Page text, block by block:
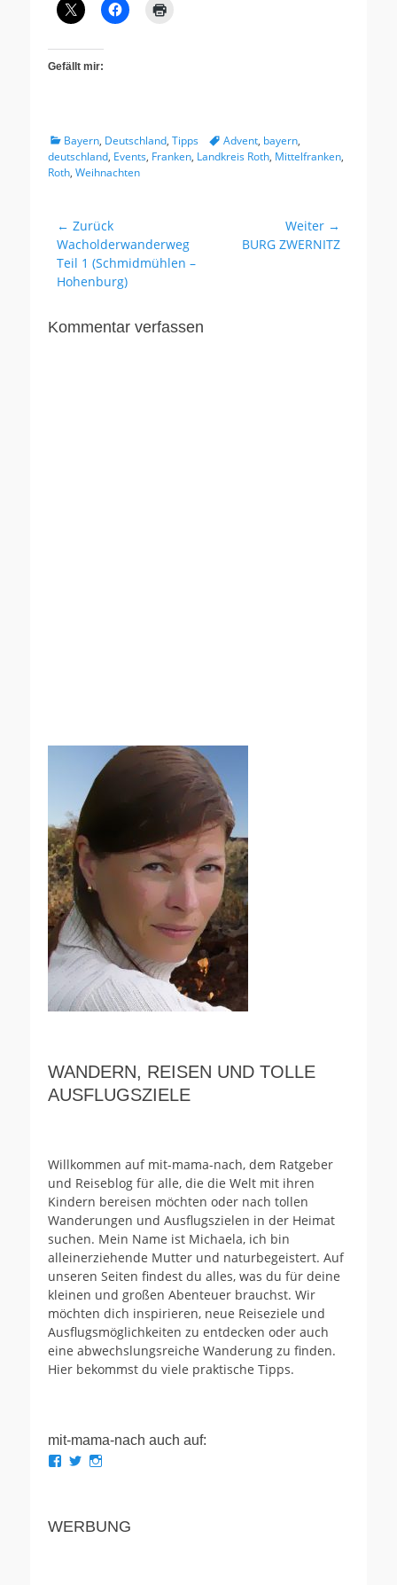
Gefällt mir:
Kategorien
Bayern, Deutschland, Tipps TagsAdvent, bayern,
deutschland, Events, Franken, Landkreis Roth, Mittelfranken,
Roth, Weihnachten
Beitragsnavigation
← Zurück
Vorhergehender
Beitrag:
Wacholderwanderweg
Teil 1 (Schmidmühlen –
Hohenburg)
Weiter →
NächsterBURG ZWERNITZ
Kommentar verfassen
WANDERN, REISEN UND TOLLE
AUSFLUGSZIELE
Willkommen auf mit-mama-nach, dem Ratgeber
und Reiseblog für alle, die die Welt mit ihren
Kindern bereisen möchten oder nach tollen
Wanderungen und Ausflugszielen in der Heimat
suchen. Mein Name ist Michaela, ich bin
alleinerziehende Mutter und naturbegeistert. Auf
unseren Seiten findest du alles, was du für deine
kleinen und großen Abenteuer brauchst. Wir
möchten dich inspirieren, neue Reiseziele und
Ausflugsmöglichkeiten zu entdecken oder auch
eine abwechslungsreiche Wanderung zu finden.
Hier bekommst du viele praktische Tipps.
mit-mama-nach auch auf:
Profil
anzeigen
Profil
anzeigen
anzeigen
WERBUNG